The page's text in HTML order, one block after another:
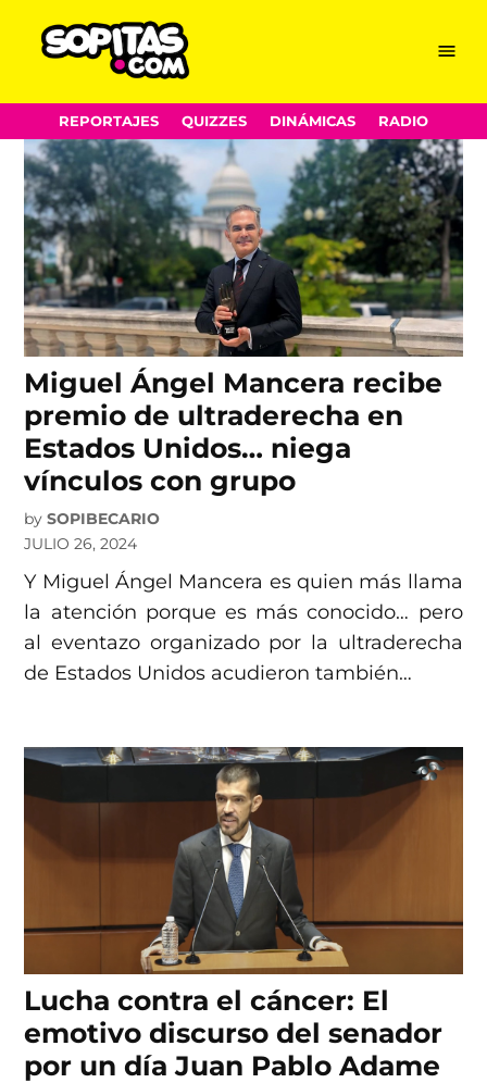
content
Menu
REPORTAJES QUIZZES DINÁMICAS RADIO
Miguel Ángel Mancera
Miguel Ángel Mancera recibe
premio de ultraderecha en
Estados Unidos… niega
vínculos con grupo
by SOPIBECARIO
JULIO 26, 2024
Y Miguel Ángel Mancera es quien más llama
la atención porque es más conocido… pero
al eventazo organizado por la ultraderecha
de Estados Unidos acudieron también…
Lucha contra el cáncer: El
emotivo discurso del senador
por un día Juan Pablo Adame